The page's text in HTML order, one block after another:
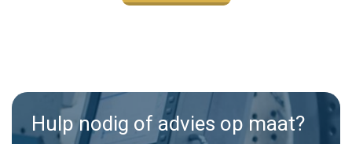
Hulp nodig of advies op maat?